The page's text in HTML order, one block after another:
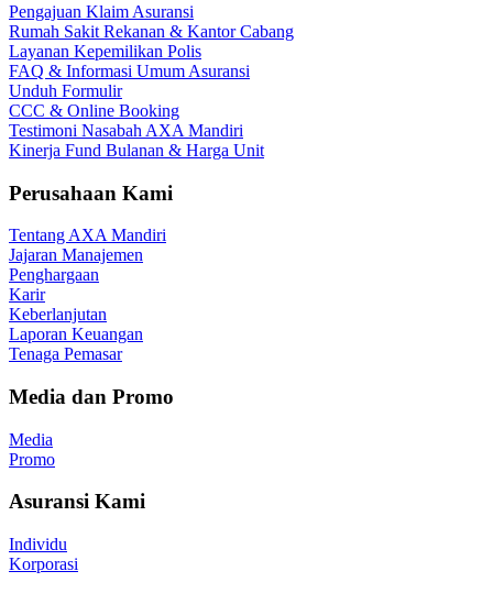
Pengajuan Klaim Asuransi
Rumah Sakit Rekanan & Kantor Cabang
Layanan Kepemilikan Polis
FAQ & Informasi Umum Asuransi
Unduh Formulir
CCC & Online Booking
Testimoni Nasabah AXA Mandiri
Kinerja Fund Bulanan & Harga Unit
Perusahaan Kami
Tentang AXA Mandiri
Jajaran Manajemen
Penghargaan
Karir
Keberlanjutan
Laporan Keuangan
Tenaga Pemasar
Media dan Promo
Media
Promo
Asuransi Kami
Individu
Korporasi